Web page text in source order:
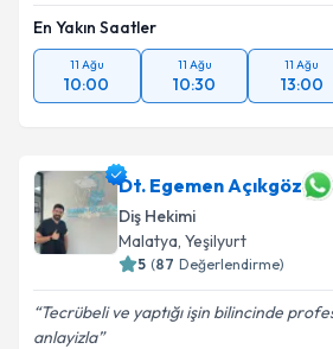
En Yakın Saatler
11 Ağu
10:00
11 Ağu
10:30
11 Ağu
13:00
Dt. Egemen Açıkgöz
Diş Hekimi
Malatya, Yeşilyurt
5 (87 Değerlendirme)
Tecrübeli ve yaptığı işin bilincinde
anlayizla